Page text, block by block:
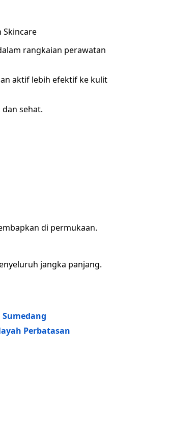
Skincare
rangkaian perawatan
aktif lebih efektif ke kulit
sehat.
di permukaan.
jangka panjang.
Perbatasan